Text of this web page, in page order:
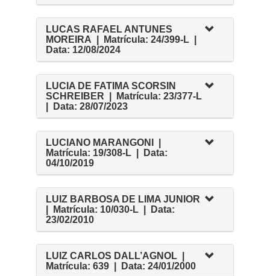
LUCAS RAFAEL ANTUNES
MOREIRA | Matrícula: 24/399-L |
Data: 12/08/2024
LUCIA DE FATIMA SCORSIN
SCHREIBER | Matrícula: 23/377-L
| Data: 28/07/2023
LUCIANO MARANGONI |
Matrícula: 19/308-L | Data:
04/10/2019
LUIZ BARBOSA DE LIMA JUNIOR
| Matrícula: 10/030-L | Data:
23/02/2010
LUIZ CARLOS DALL’AGNOL |
Matrícula: 639 | Data: 24/01/2000